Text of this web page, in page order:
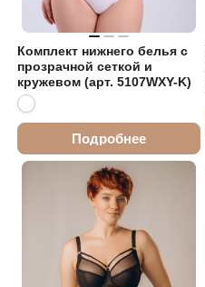
Комплект нижнего белья с
прозрачной сеткой и
кружевом (арт. 5107WXY-K)
Подробнее